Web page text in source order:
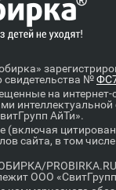
свидетельства №
на интернет-
АйТи».
(включая
сайта, в том
ООО